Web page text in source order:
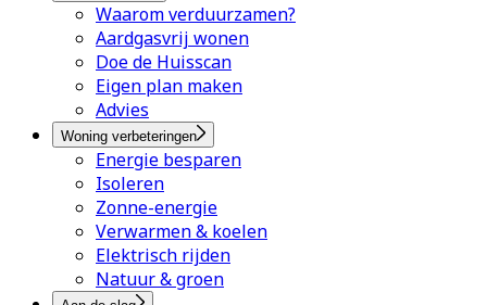
Waarom verduurzamen?
Aardgasvrij wonen
Doe de Huisscan
Eigen plan maken
Advies
Woning verbeteringen
Energie besparen
Isoleren
Zonne-energie
Verwarmen & koelen
Elektrisch rijden
Natuur & groen